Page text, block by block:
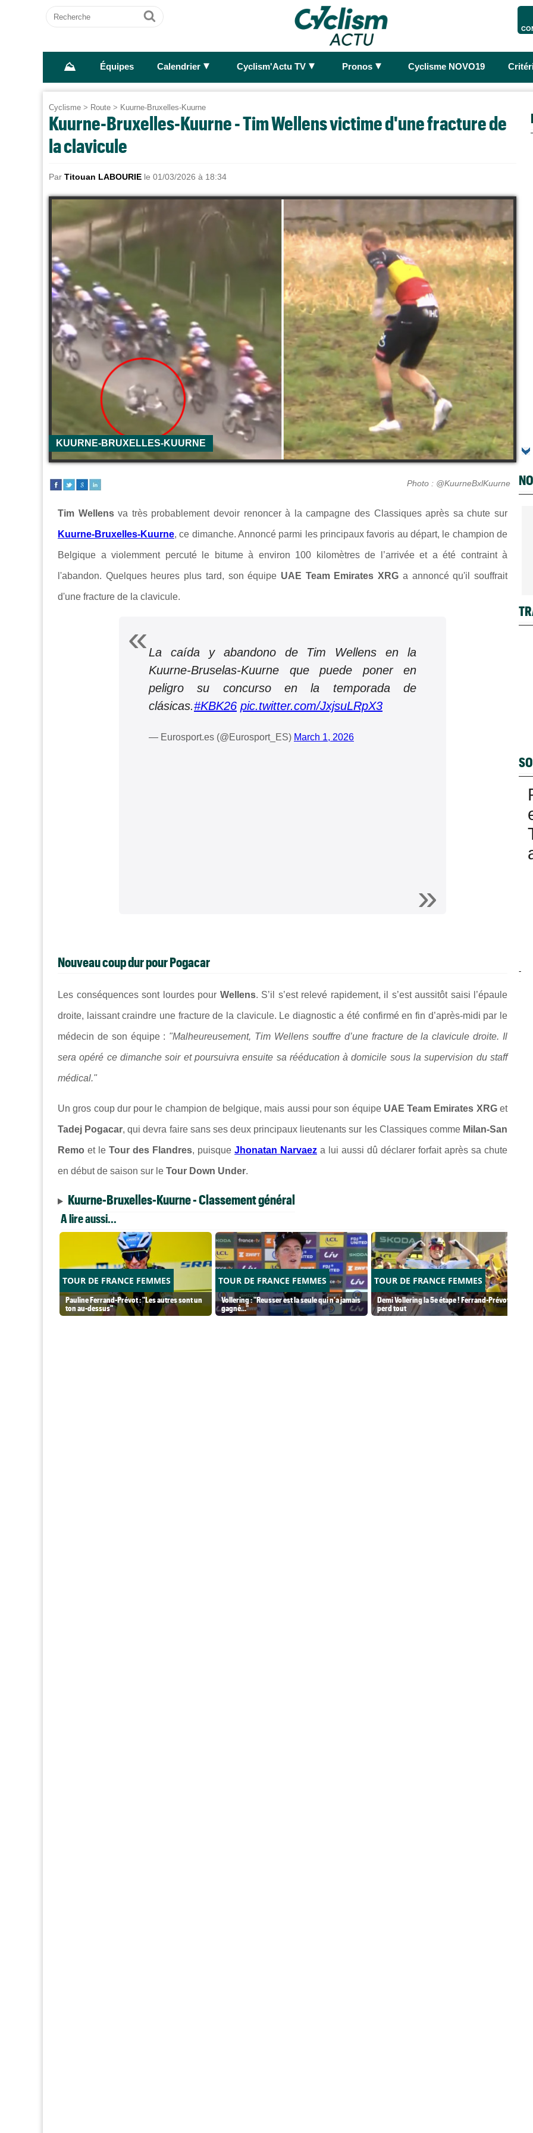
Recherche
Ok
⛰ Équipes Calendrier ► Cyclism'Actu TV ► Pronos ► Cyclisme NOVO19
Cyclisme > Route > Kuurne-Bruxelles-Kuurne
Kuurne-Bruxelles-Kuurne - Tim Wellens victime d'une fracture de
la clavicule
Par Titouan LABOURIE le 01/03/2026 à 18:34
KUURNE-BRUXELLES-KUURNE
Photo : @KuurneBxlKuurne
Tim Wellensva très probablement devoir renoncer à la campagne des Classiques après sa chute sur
Kuurne-Bruxelles-Kuurne, ce dimanche. Annoncé parmi les principaux favoris au départ, le champion de
Belgique a violemment percuté le bitume à environ 100 kilomètres de l’arrivée et a été contraint à
l'abandon. Quelques heures plus tard, son équipe UAE Team Emirates XRG a annoncé qu'il souffrait
d'une fracture de la clavicule.
La caída y abandono de Tim Wellens en la
Kuurne-Bruselas-Kuurne que puede poner en
peligro su concurso en la temporada de
clásicas.#KBK26 pic.twitter.com/JxjsuLRpX3
— Eurosport.es (@Eurosport_ES) March 1, 2026
Nouveau coup dur pour Pogacar
Les conséquences sont lourdes pour Wellens. S’il s’est relevé rapidement, il s’est aussitôt saisi l’épaule
droite, laissant craindre une fracture de la clavicule. Le diagnostic a été confirmé en fin d’après-midi par le
médecin de son équipe : "Malheureusement, Tim Wellens souffre d’une fracture de la clavicule droite. Il
sera opéré ce dimanche soir et poursuivra ensuite sa rééducation à domicile sous la supervision du staff
médical."
Un gros coup dur pour le champion de belgique, mais aussi pour son équipe UAE Team Emirates XRGet
Tadej Pogacar, qui devra faire sans ses deux principaux lieutenants sur les Classiques comme Milan-San
Remo et le Tour des Flandres, puisque Jhonatan Narvaez a lui aussi dû déclarer forfait après sa chute
en début de saison sur le Tour Down Under.
Kuurne-Bruxelles-Kuurne - Classement général
A lire aussi...
TOUR DE FRANCE FEMMES
Pauline Ferrand-Prévot : "Les autres sont un
ton au-dessus"
TOUR DE FRANCE FEMMES
Vollering : "Reusser est la seule qui n'a jamais
gagné..."
TOUR DE FRANCE FEMMES
Demi Vollering la 5e étape ! Ferrand-Prévot
perd tout
-